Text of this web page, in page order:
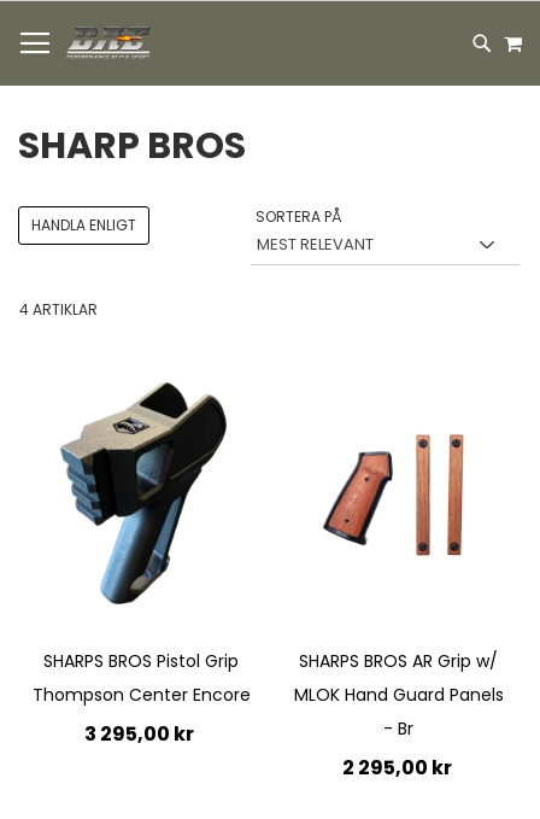
TILL
INNEHÅLLET
SHARP BROS
4ARTIKLAR
SORTERA PÅ
SHARPS BROS Pistol Grip
Thompson Center Encore
3 295,00 kr
SHARPS BROS AR Grip w/
MLOK Hand Guard Panels
- Br
2 295,00 kr
HANDLA ENLIGT